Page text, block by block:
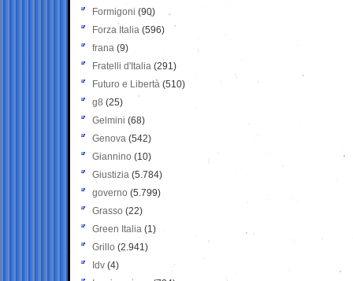
Formigoni (90)
Forza Italia (596)
frana (9)
Fratelli d'Italia (291)
Futuro e Libertà (510)
g8 (25)
Gelmini (68)
Genova (542)
Giannino (10)
Giustizia (5.784)
governo (5.799)
Grasso (22)
Green Italia (1)
Grillo (2.941)
Idv (4)